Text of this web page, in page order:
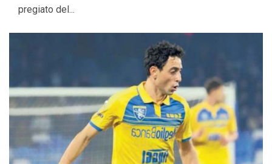
pregiato del...